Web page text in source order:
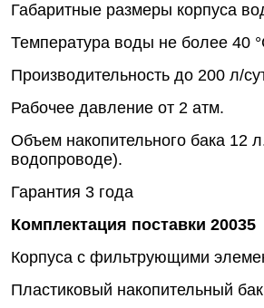
Габаритные размеры корпуса
Температура воды не более 40
Производительность до 200 л/
Рабочее давление от 2 атм.
Объем накопительного бака 12
водопроводе).
Гарантия 3 года
Комплектация поставки 20035
Корпуса с фильтрующими
Пластиковый накопительный